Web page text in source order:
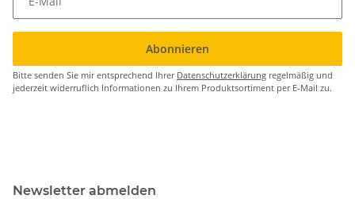
Abonnieren
Bitte senden Sie mir entsprechend Ihrer Datenschutzerklärung regelmäßig und
jederzeit widerruflich Informationen zu Ihrem Produktsortiment per E-Mail zu.
Newsletter abmelden